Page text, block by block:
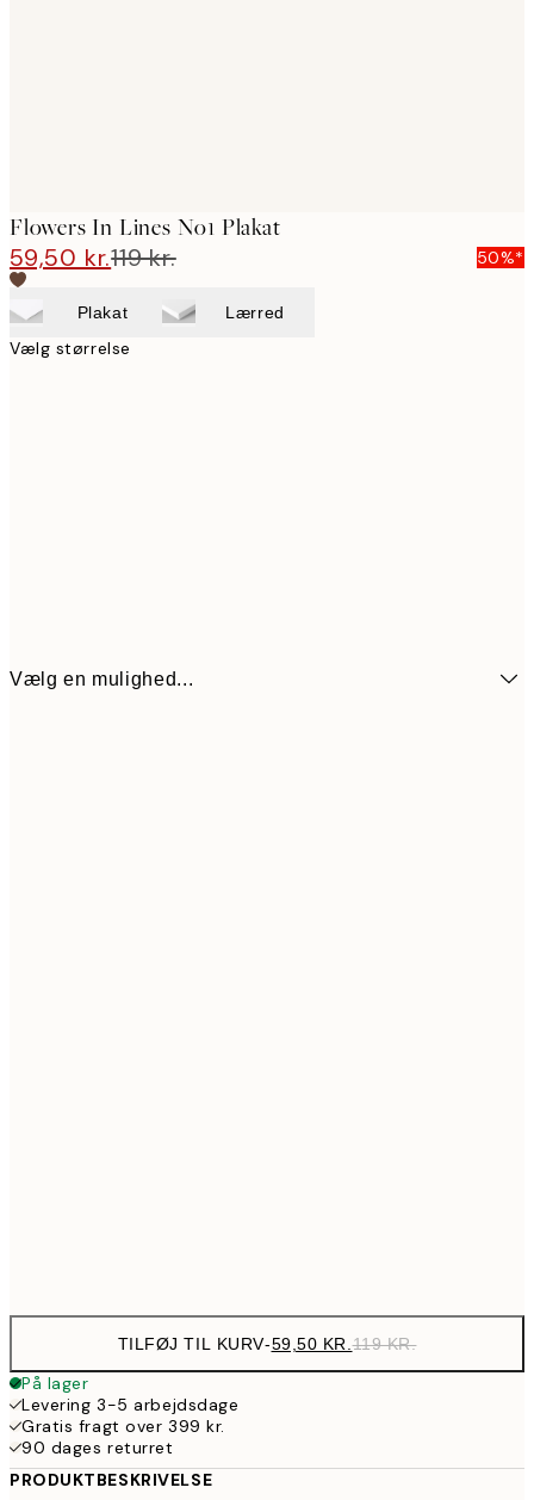
Flowers In Lines No1 Plakat
59,50 kr.119 kr. 50%*
Plakat Lærred
Vælg størrelse
Vælg en mulighed...
TILFØJ TIL KURV-59,50 KR.119 KR.
På lager
Levering 3-5 arbejdsdage
Gratis fragt over 399 kr.
90 dages returret
PRODUKTBESKRIVELSE